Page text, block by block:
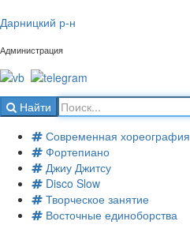
Дарницкий р-н
Администрация
Найти
Современная хореография
Фортепиано
Джиу Джитсу
Disco Slow
Творческое занятие
Восточные единоборства